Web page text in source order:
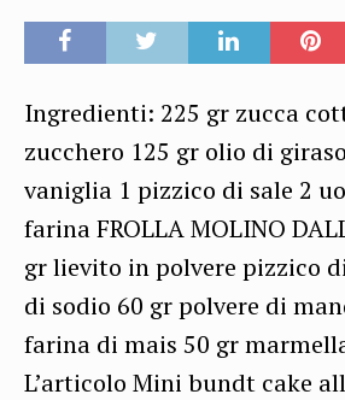
Ingredienti: 225 gr zucca
zucchero 125 gr olio di
vaniglia 1 pizzico di sale 2
farina FROLLA MOLINO
gr lievito in polvere pizzico
di sodio 60 gr polvere di
farina di mais 50 gr
L’articolo Mini bundt cake